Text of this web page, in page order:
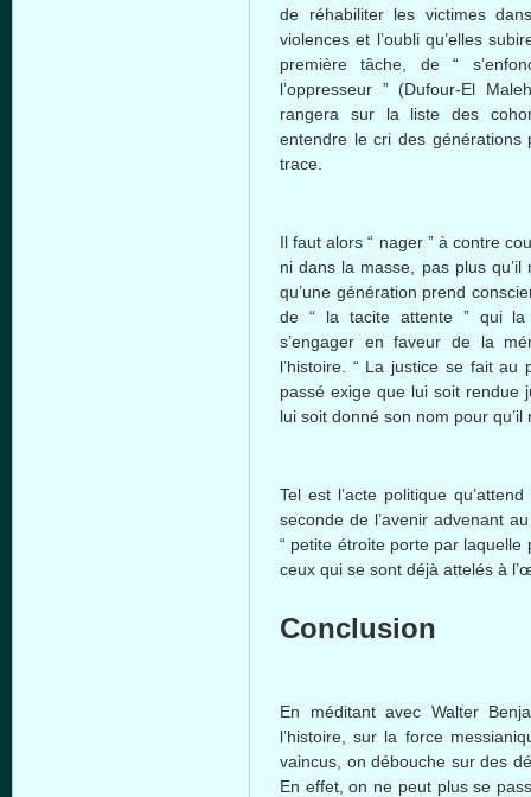
de réhabiliter les victimes
violences et l’oubli qu’elles
première tâche, de “
l’oppresseur ” (Dufour-El
rangera sur la liste des
entendre le cri des générations
trace.
Il faut alors “ nager ” à contre
ni dans la masse, pas plus
qu’une génération prend
de “ la tacite attente ” qui la
s’engager en faveur de la
l’histoire. “ La justice se fait
passé exige que lui soit rendue
lui soit donné son nom pour
Tel est l’acte politique
seconde de l’avenir advenant
“ petite étroite porte par laquelle
ceux qui se sont déjà attelés à
Conclusion
En méditant avec Walter
l’histoire, sur la force
vaincus, on débouche sur des
En effet, on ne peut plus se